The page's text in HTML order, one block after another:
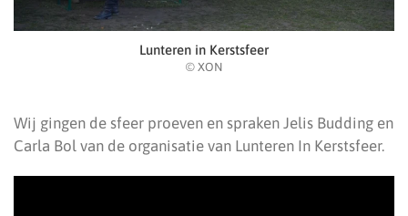
Lunteren in Kerstsfeer
© XON
Wij gingen de sfeer proeven en spraken Jelis Budding en
Carla Bol van de organisatie van Lunteren In Kerstsfeer.